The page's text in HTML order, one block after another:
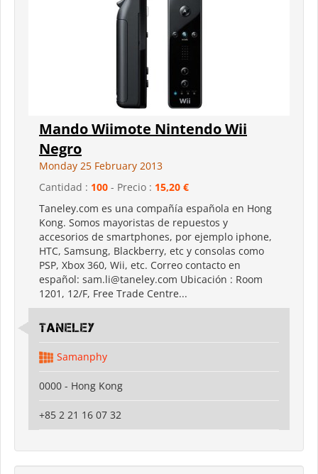
Mando Wiimote Nintendo Wii
Negro
Monday 25 February 2013
Cantidad : 100 - Precio : 15,20 €
Taneley.com es una compañía española en Hong
Kong. Somos mayoristas de repuestos y
accesorios de smartphones, por ejemplo iphone,
HTC, Samsung, Blackberry, etc y consolas como
PSP, Xbox 360, Wii, etc. Correo contacto en
español: sam.li@taneley.com Ubicación : Room
1201, 12/F, Free Trade Centre...
Taneley
Samanphy
0000 - Hong Kong
+85 2 21 16 07 32